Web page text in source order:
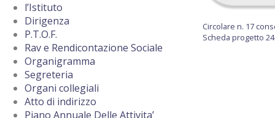
l’Istituto
Dirigenza
P.T.O.F.
Rav e Rendicontazione Sociale
Organigramma
Segreteria
Organi collegiali
Atto di indirizzo
Piano Annuale Delle Attivita’
Circolare n. 17
Scheda progetto